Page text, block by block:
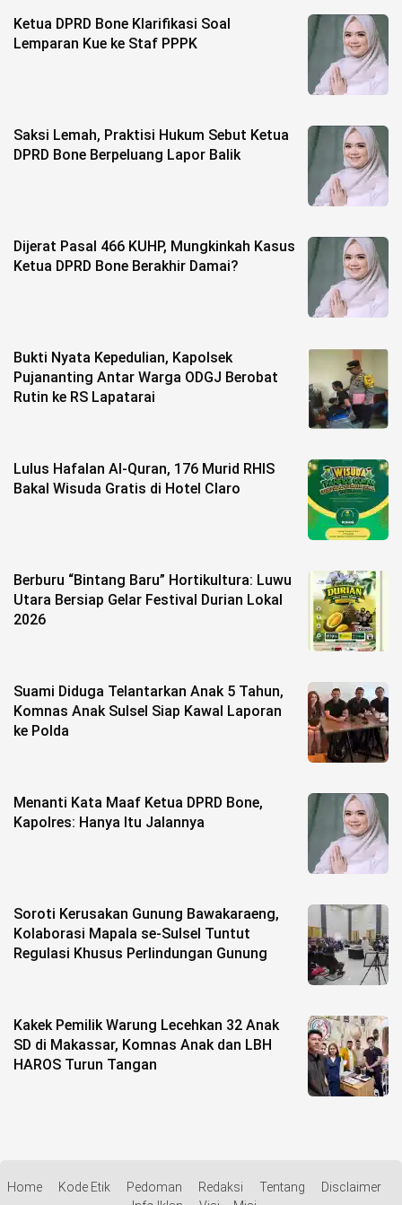
Ketua DPRD Bone Klarifikasi Soal
Lemparan Kue ke Staf PPPK
Saksi Lemah, Praktisi Hukum Sebut Ketua
DPRD Bone Berpeluang Lapor Balik
Dijerat Pasal 466 KUHP, Mungkinkah Kasus
Ketua DPRD Bone Berakhir Damai?
Bukti Nyata Kepedulian, Kapolsek
Pujananting Antar Warga ODGJ Berobat
Rutin ke RS Lapatarai
Lulus Hafalan Al-Quran, 176 Murid RHIS
Bakal Wisuda Gratis di Hotel Claro
Berburu “Bintang Baru” Hortikultura: Luwu
Utara Bersiap Gelar Festival Durian Lokal
2026
Suami Diduga Telantarkan Anak 5 Tahun,
Komnas Anak Sulsel Siap Kawal Laporan
ke Polda
Menanti Kata Maaf Ketua DPRD Bone,
Kapolres: Hanya Itu Jalannya
Soroti Kerusakan Gunung Bawakaraeng,
Kolaborasi Mapala se-Sulsel Tuntut
Regulasi Khusus Perlindungan Gunung
Kakek Pemilik Warung Lecehkan 32 Anak
SD di Makassar, Komnas Anak dan LBH
HAROS Turun Tangan
Home Kode Etik Pedoman Redaksi Tentang
Disclaimer